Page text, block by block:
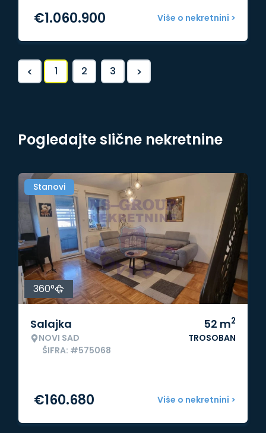
Više o nekretnini >
€1.060.900
< 1 2 3 >
Pogledajte slične nekretnine
Stanovi
360°
Salajka
NOVI SAD
ŠIFRA: #575068
52 m2
TROSOBAN
Više o nekretnini >
€160.680